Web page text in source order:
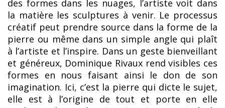
des formes dans les nuages, l’artiste voit dans
la matière les sculptures à venir. Le processus
créatif peut prendre source dans la forme de la
pierre ou même dans un simple angle qui plaît
à l’artiste et l’inspire. Dans un geste bienveillant
et généreux, Dominique Rivaux rend visibles ces
formes en nous faisant ainsi le don de son
imagination. Ici, c’est la pierre qui dicte le sujet,
elle est à l’origine de tout et porte en elle